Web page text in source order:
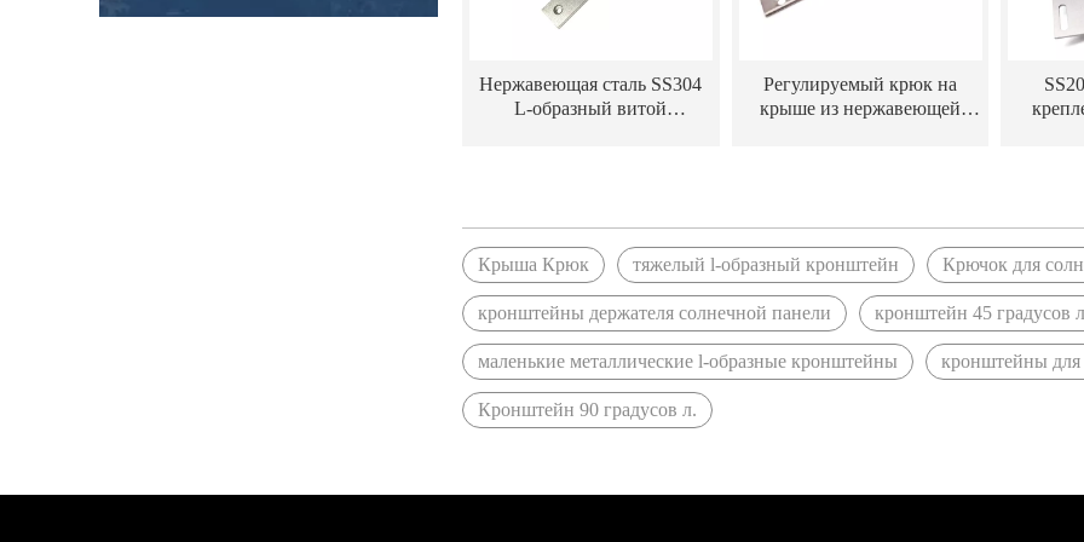
Нержавеющая сталь SS304
L-образный витой
Регулируемый крюк на
крыше из нержавеющей
Крыша Крюк тяжелый l-образный кронштейн Крючок для
кронштейны держателя солнечной панели кронштейн 45 градусов
маленькие металлические l-образные кронштейны кронштейны для
Кронштейн 90 градусов л.